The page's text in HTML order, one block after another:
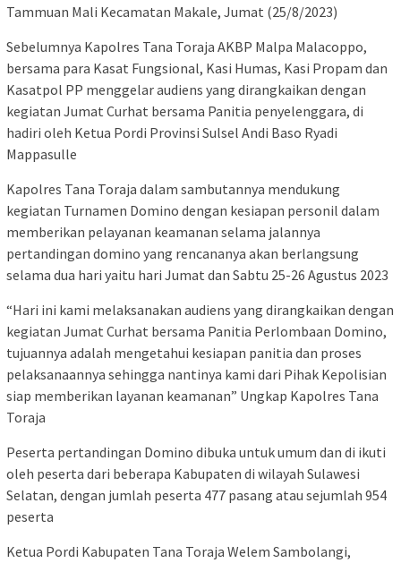
Tammuan Mali Kecamatan Makale, Jumat (25/8/2023)
Sebelumnya Kapolres Tana Toraja AKBP Malpa Malacoppo,
bersama para Kasat Fungsional, Kasi Humas, Kasi Propam dan
Kasatpol PP menggelar audiens yang dirangkaikan dengan
kegiatan Jumat Curhat bersama Panitia penyelenggara, di
hadiri oleh Ketua Pordi Provinsi Sulsel Andi Baso Ryadi
Mappasulle
Kapolres Tana Toraja dalam sambutannya mendukung
kegiatan Turnamen Domino dengan kesiapan personil dalam
memberikan pelayanan keamanan selama jalannya
pertandingan domino yang rencananya akan berlangsung
selama dua hari yaitu hari Jumat dan Sabtu 25-26 Agustus 2023
“Hari ini kami melaksanakan audiens yang dirangkaikan dengan
kegiatan Jumat Curhat bersama Panitia Perlombaan Domino,
tujuannya adalah mengetahui kesiapan panitia dan proses
pelaksanaannya sehingga nantinya kami dari Pihak Kepolisian
siap memberikan layanan keamanan” Ungkap Kapolres Tana
Toraja
Peserta pertandingan Domino dibuka untuk umum dan di ikuti
oleh peserta dari beberapa Kabupaten di wilayah Sulawesi
Selatan, dengan jumlah peserta 477 pasang atau sejumlah 954
peserta
Ketua Pordi Kabupaten Tana Toraja Welem Sambolangi,